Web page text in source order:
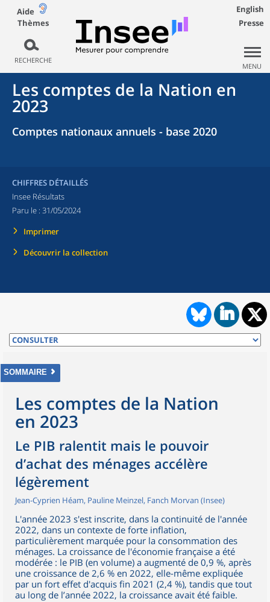
Aide
Thèmes
RECHERCHE
English
Presse
MENU
Les comptes de la Nation en
2023
Comptes nationaux annuels - base 2020
CHIFFRES DÉTAILLÉS
Insee Résultats
Paru le : 31/05/2024
Imprimer
Découvrir la collection
SOMMAIRE
Les comptes de la Nation
en 2023
Le PIB ralentit mais le pouvoir
d’achat des ménages accélère
légèrement
Jean-Cyprien Héam, Pauline Meinzel, Fanch Morvan (Insee)
L'année 2023 s'est inscrite, dans la continuité de l'année
2022, dans un contexte de forte inflation,
particulièrement marquée pour la consommation des
ménages. La croissance de l'économie française a été
modérée : le PIB (en volume) a augmenté de 0,9 %, après
une croissance de 2,6 % en 2022, elle-même expliquée
par un fort effet d'acquis fin 2021 (2,4 %), tandis que tout
au long de l’année 2022, la croissance avait été faible.